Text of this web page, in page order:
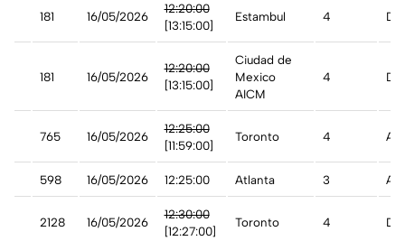
181 16/05/2026
12:20:00
[13:15:00]
Estambul 4
181 16/05/2026
12:20:00
[13:15:00]
Ciudad de
Mexico
AICM
4
765 16/05/2026
12:25:00
[11:59:00]
Toronto 4
598 16/05/2026 12:25:00 Atlanta 3 A
2128 16/05/2026
12:30:00
[12:27:00]
Toronto 4